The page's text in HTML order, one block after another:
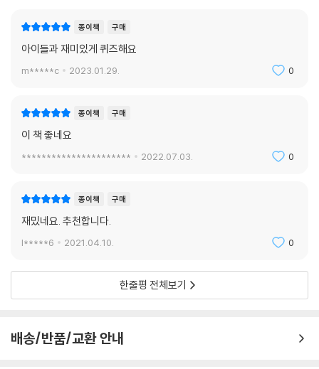
종이책 구매
아이들과 재미있게 퀴즈해요
m*****c 2023.01.29. 0
종이책 구매
이 책 좋네요
********************** 2022.07.03. 0
종이책 구매
재밌네요. 추천합니다.
l*****6 2021.04.10. 0
한줄평 전체보기
배송/반품/교환 안내